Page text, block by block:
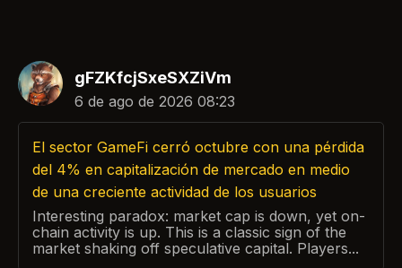
gFZKfcjSxeSXZiVm
6 de ago de 2026 08:23
El sector GameFi cerró octubre con una pérdida
del 4% en capitalización de mercado en medio
de una creciente actividad de los usuarios
Interesting paradox: market cap is down, yet on-
chain activity is up. This is a classic sign of the
market shaking off speculative capital. Players...